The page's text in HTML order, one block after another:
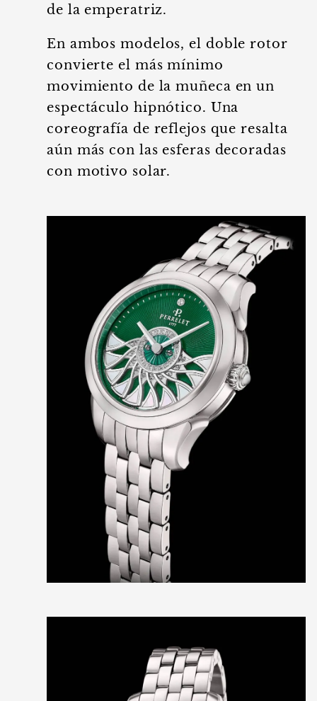
de la emperatriz.
En ambos modelos, el doble rotor
convierte el más mínimo
movimiento de la muñeca en un
espectáculo hipnótico. Una
coreografía de reflejos que resalta
aún más con las esferas decoradas
con motivo solar.